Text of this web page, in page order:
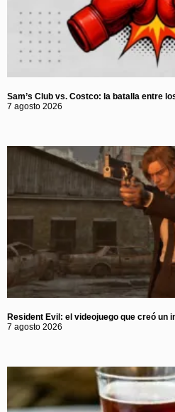
Sam’s Club vs. Costco: la batalla entre
7 agosto 2026
Resident Evil: el videojuego que creó un
7 agosto 2026